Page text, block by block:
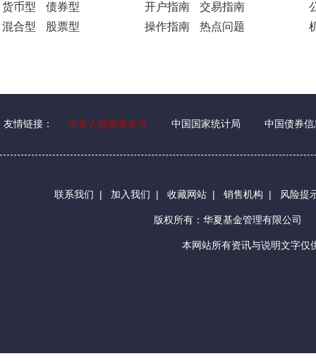
货币型
债券型
混合型
股票型
开户指南
交易指南
操作指南
热点问题
友情链接： 华夏人慈善基金会 中国国家统计局 中国债券信
联系我们 | 加入我们 | 收藏网站 | 销售机构 | 风险提
版权所有：华夏基金管理有限公司
本网站所有资讯与说明文字仅